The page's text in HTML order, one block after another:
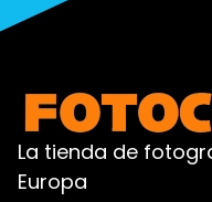
La tienda de
Europa